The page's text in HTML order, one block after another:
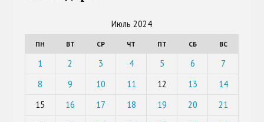
Июль 2024
ПН ВТ СР ЧТ ПТ СБ ВС
1 2 3 4 5 6
7
8
9 10 11 12 13
14
15
16 17 18 19 20
21